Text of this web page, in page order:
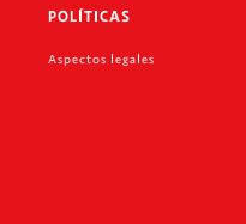
POLÍTICAS
Aspectos legales